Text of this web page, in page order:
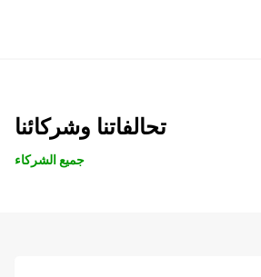
تحالفاتنا وشركائنا
جميع الشركاء